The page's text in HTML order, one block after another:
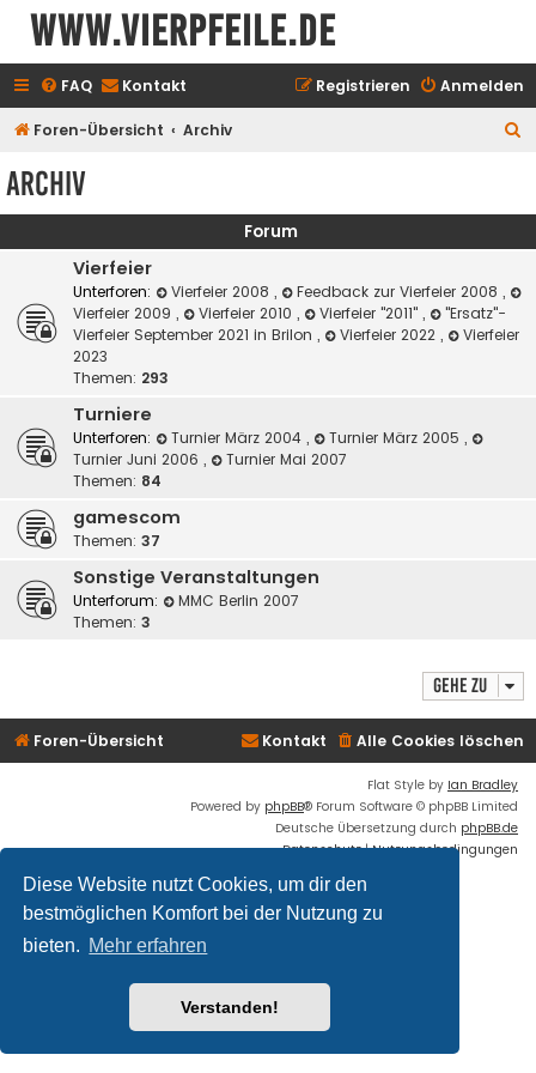
Diese Website nutzt Cookies, um dir den
bestmöglichen Komfort bei der Nutzung zu
bieten. Mehr erfahren
Verstanden!
www.vierpfeile.de
FAQ Kontakt Anmelden
Registrieren
Foren-Übersicht Archiv
e
Archiv
Forum
Vierfeier
Unterforen: Vierfeier 2008 , Feedback zur Vierfeier 2008 ,
Vierfeier 2009 , Vierfeier 2010 , Vierfeier "2011" ,
"Ersatz"-
Vierfeier September 2021 in Brilon , Vierfeier 2022 ,
Vierfeier
2023
Themen: 293
Turniere
Unterforen: Turnier März 2004 , Turnier März 2005 ,
Turnier Juni 2006 ,
Turnier Mai 2007
Themen: 84
gamescom
Themen: 37
Sonstige Veranstaltungen
Unterforum:
MMC Berlin 2007
Themen: 3
Gehe zu
Foren-Übersicht Alle Cookies löschen
Kontakt
Flat Style by Ian Bradley
Powered by phpBB® Forum Software © phpBB Limited
Deutsche Übersetzung durch phpBB.de
Datenschutz|Nutzungsbedingungen